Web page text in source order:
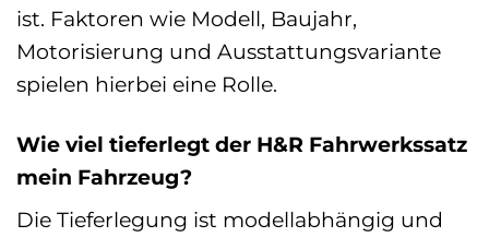
ist. Faktoren wie Modell, Baujahr,
Motorisierung und Ausstattungsvariante
spielen hierbei eine Rolle.
Wie viel tieferlegt der H&R Fahrwerkssatz
mein Fahrzeug?
Die Tieferlegung ist modellabhängig und